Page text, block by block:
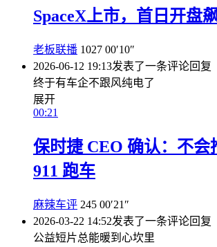
SpaceX上市，首日开盘
老板联播 1027 00′10″
2026-06-12 19:13发表了一条评论回复
终于有车企不跟风纯电了
展开
00:21
保时捷 CEO 确认：不会
911 跑车
麻辣车评 245 00′21″
2026-03-22 14:52发表了一条评论回复
公益短片总能暖到心坎里